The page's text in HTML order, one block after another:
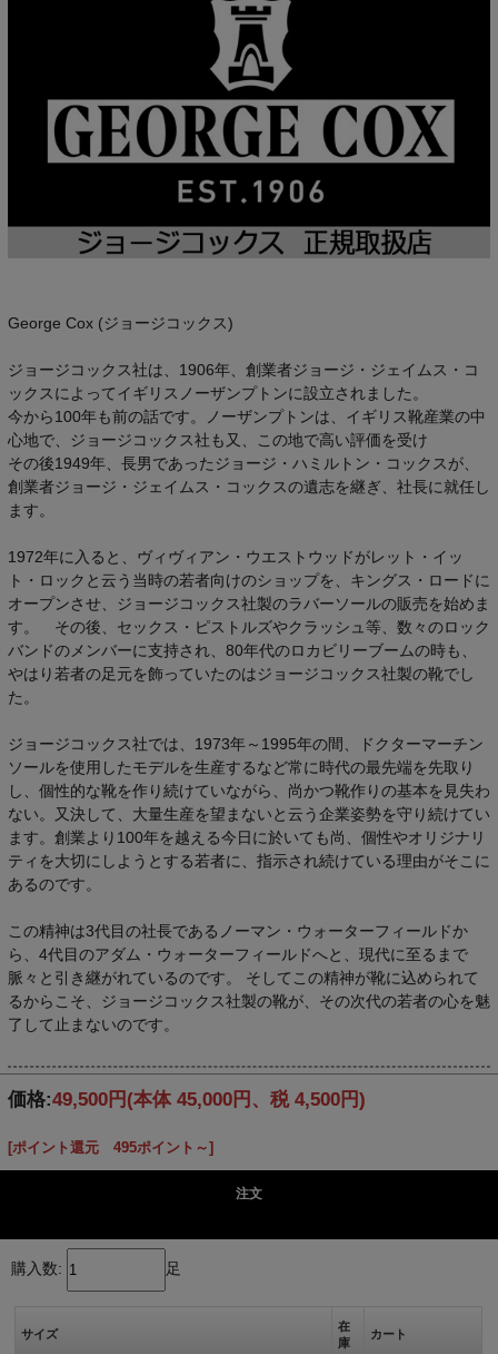
George Cox (ジョージコックス)
ジョージコックス社は、1906年、創業者ジョージ・ジェイムス・コ
ックスによってイギリスノーザンプトンに設立されました。
今から100年も前の話です。ノーザンプトンは、イギリス靴産業の中
心地で、ジョージコックス社も又、この地で高い評価を受け
その後1949年、長男であったジョージ・ハミルトン・コックスが、
創業者ジョージ・ジェイムス・コックスの遺志を継ぎ、社長に就任し
ます。
1972年に入ると、ヴィヴィアン・ウエストウッドがレット・イッ
ト・ロックと云う当時の若者向けのショップを、キングス・ロードに
オープンさせ、ジョージコックス社製のラバーソールの販売を始めま
す。 その後、セックス・ピストルズやクラッシュ等、数々のロック
バンドのメンバーに支持され、80年代のロカビリーブームの時も、
やはり若者の足元を飾っていたのはジョージコックス社製の靴でし
た。
ジョージコックス社では、1973年～1995年の間、ドクターマーチン
ソールを使用したモデルを生産するなど常に時代の最先端を先取り
し、個性的な靴を作り続けていながら、尚かつ靴作りの基本を見失わ
ない。又決して、大量生産を望まないと云う企業姿勢を守り続けてい
ます。創業より100年を越える今日に於いても尚、個性やオリジナリ
ティを大切にしようとする若者に、指示され続けている理由がそこに
あるのです。
この精神は3代目の社長であるノーマン・ウォーターフィールドか
ら、4代目のアダム・ウォーターフィールドへと、現代に至るまで
脈々と引き継がれているのです。 そしてこの精神が靴に込められて
るからこそ、ジョージコックス社製の靴が、その次代の若者の心を魅
了して止まないのです。
価格:49,500円 (本体 45,000円、税 4,500円)
[ポイント還元 495ポイント～]
注文
購入数: 足
サイズ
在
庫
カート